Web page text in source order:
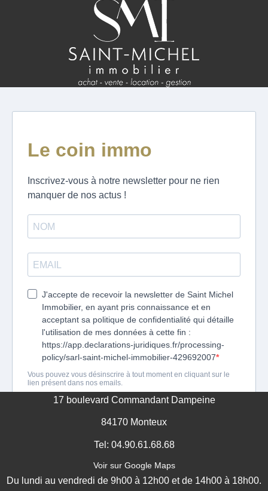
17 boulevard Commandant Dampeine
84170 Monteux
Tel: 04.90.61.68.68
Voir sur Google Maps
Du lundi au vendredi de 9h00 à 12h00 et de 14h00 à 18h00.